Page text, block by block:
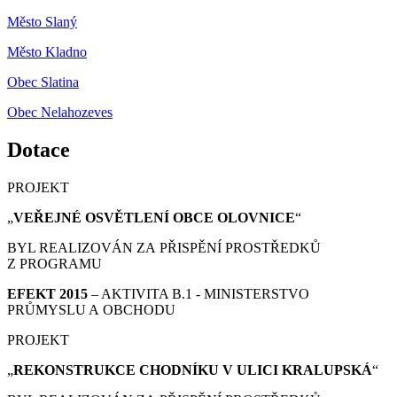
Město Slaný
Město Kladno
Obec Slatina
Obec Nelahozeves
Dotace
PROJEKT
„VEŘEJNÉ OSVĚTLENÍ OBCE OLOVNICE“
BYL REALIZOVÁN ZA PŘISPĚNÍ PROSTŘEDKŮ
Z PROGRAMU
EFEKT 2015 – AKTIVITA B.1 - MINISTERSTVO
PRŮMYSLU A OBCHODU
PROJEKT
„REKONSTRUKCE CHODNÍKU V ULICI KRALUPSKÁ“